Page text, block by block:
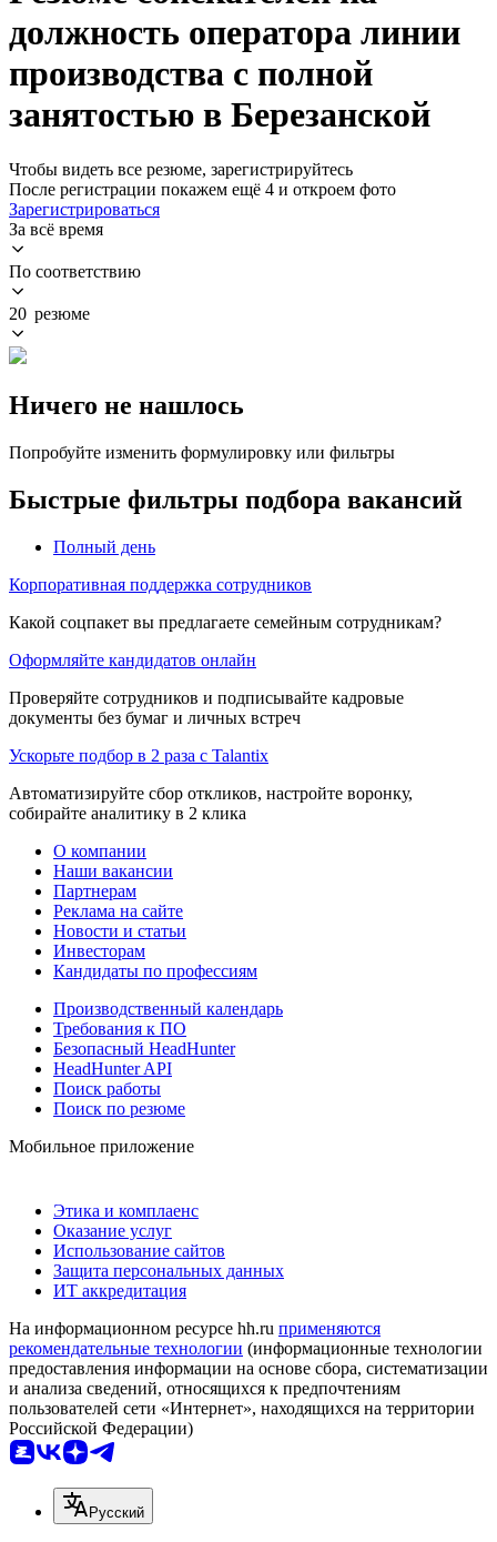
должность оператора линии
производства с полной
занятостью в Березанской
Чтобы видеть все резюме, зарегистрируйтесь
После регистрации покажем ещё 4 и откроем фото
Зарегистрироваться
За всё время
По соответствию
20 резюме
Ничего не нашлось
Попробуйте изменить формулировку или фильтры
Быстрые фильтры подбора вакансий
Полный день
Корпоративная поддержка сотрудников
Какой соцпакет вы предлагаете семейным сотрудникам?
Оформляйте кандидатов онлайн
Проверяйте сотрудников и подписывайте кадровые
документы без бумаг и личных встреч
Ускорьте подбор в 2 раза с Talantix
Автоматизируйте сбор откликов, настройте воронку,
собирайте аналитику в 2 клика
О компании
Наши вакансии
Партнерам
Реклама на сайте
Новости и статьи
Инвесторам
Кандидаты по профессиям
Производственный календарь
Требования к ПО
Безопасный HeadHunter
HeadHunter API
Поиск работы
Поиск по резюме
Мобильное приложение
Этика и комплаенс
Оказание услуг
Использование сайтов
Защита персональных данных
ИТ аккредитация
На информационном ресурсе hh.ru применяются
рекомендательные технологии (информационные технологии
предоставления информации на основе сбора, систематизации
и анализа сведений, относящихся к предпочтениям
пользователей сети «Интернет», находящихся на территории
Российской Федерации)
Русский